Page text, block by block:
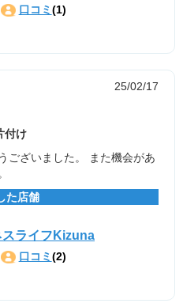
口コミ (1)
25/02/17
付け
ございました。 また機会があ
た店舗
ライフKizuna
口コミ (2)